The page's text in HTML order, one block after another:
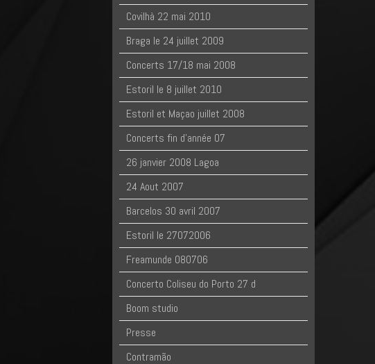
Covilhà 22 mai 2010
Braga le 24 juillet 2009
Concerts 17/18 mai 2008
Estoril le 8 juillet 2010
Estoril et Maçao juillet 2008
Concerts fin d'année 07
26 janvier 2008 Lagoa
24 Aout 2007
Barcelos 30 avril 2007
Estoril le 27072006
Freamunde 080706
Concerto Coliseu do Porto 27 d
Boom studio
Presse
Contramão